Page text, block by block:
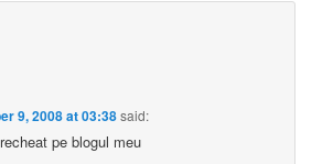
9, 2008 at 03:38said:
pe blogul meu